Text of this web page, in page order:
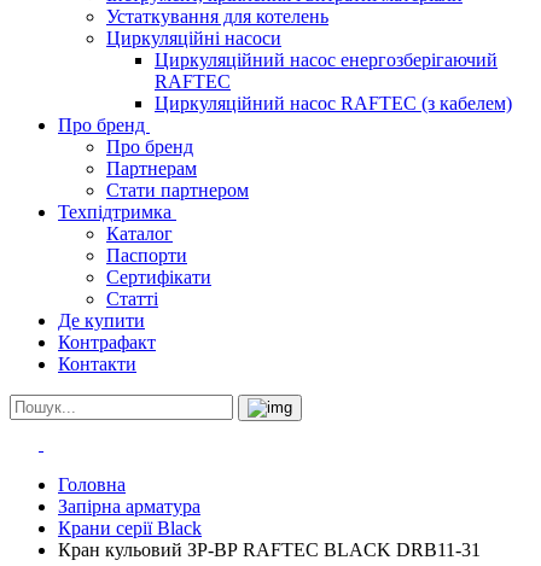
Устаткування для котелень
Циркуляційні насоси
Циркуляційний насос енергозберігаючий
RAFTEC
Циркуляційний насос RAFTEC (з кабелем)
Про бренд
Про бренд
Партнерам
Стати партнером
Техпідтримка
Каталог
Паспорти
Сертифікати
Статті
Де купити
Контрафакт
Контакти
Головна
Запірна арматура
Крани серії Black
Кран кульовий ЗР-ВР RAFTEC BLACK DRB11-31